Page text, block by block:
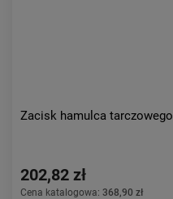
Zacisk hamulca tarczowego
202,82 zł
Cena katalogowa: 368,90 zł